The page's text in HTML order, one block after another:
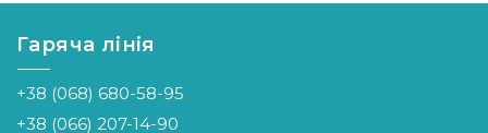
Гаряча лінія
+38 (068) 680-58-95
+38 (066) 207-14-90